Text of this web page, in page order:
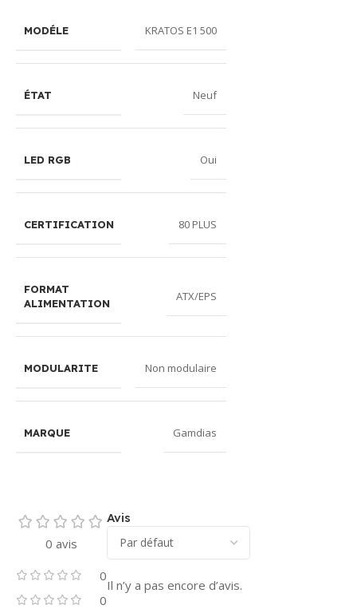
MODÉLE KRATOS E1 500
ÉTAT Neuf
LED RGB Oui
CERTIFICATION 80 PLUS
FORMAT
ALIMENTATION
ATX/EPS
MODULARITE Non modulaire
MARQUE Gamdias
0 avis
0
0
Avis
Il n’y a pas encore d’avis.